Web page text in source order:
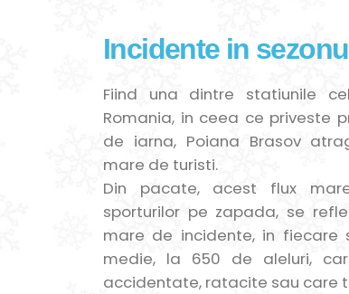
Incidente in
Fiind una dintre statiunile
Romania, in ceea ce priveste
de iarna, Poiana Brasov
mare de turisti.
Din pacate, acest flux
sporturilor pe zapada, se
mare de incidente, in fiecare
medie, la 650 de aleluri,
accidentate, ratacite sau care